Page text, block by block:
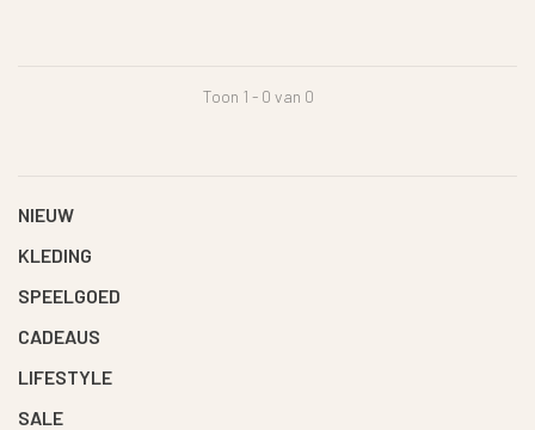
Toon 1 - 0 van 0
NIEUW
KLEDING
SPEELGOED
CADEAUS
LIFESTYLE
SALE